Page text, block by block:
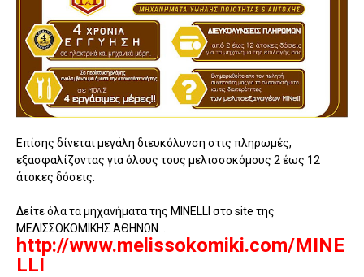
Επίσης δίνεται μεγάλη διευκόλυνση στις πληρωμές,
εξασφαλίζοντας για όλους τους μελισσοκόμους 2 έως 12
άτοκες δόσεις.
Δείτε όλα τα μηχανήματα της MINELLI στο site της
ΜΕΛΙΣΣΟΚΟΜΙΚΗΣ ΑΘΗΝΩΝ...
http://www.melissokomiki.com/MINE
LLI